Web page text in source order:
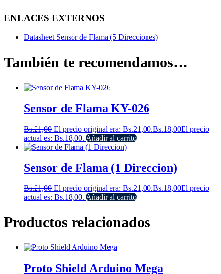
ENLACES EXTERNOS
Datasheet Sensor de Flama (5 Direcciones)
También te recomendamos…
Sensor de Flama KY-026
Bs.21,00 El precio original era: Bs.21,00.Bs.18,00El precio
actual es: Bs.18,00. Añadir al carrito
Sensor de Flama (1 Direccion)
Bs.21,00 El precio original era: Bs.21,00.Bs.18,00El precio
actual es: Bs.18,00. Añadir al carrito
Productos relacionados
Proto Shield Arduino Mega